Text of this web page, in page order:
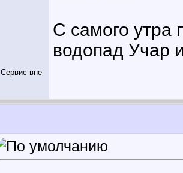
С самого утра
водопад Учар